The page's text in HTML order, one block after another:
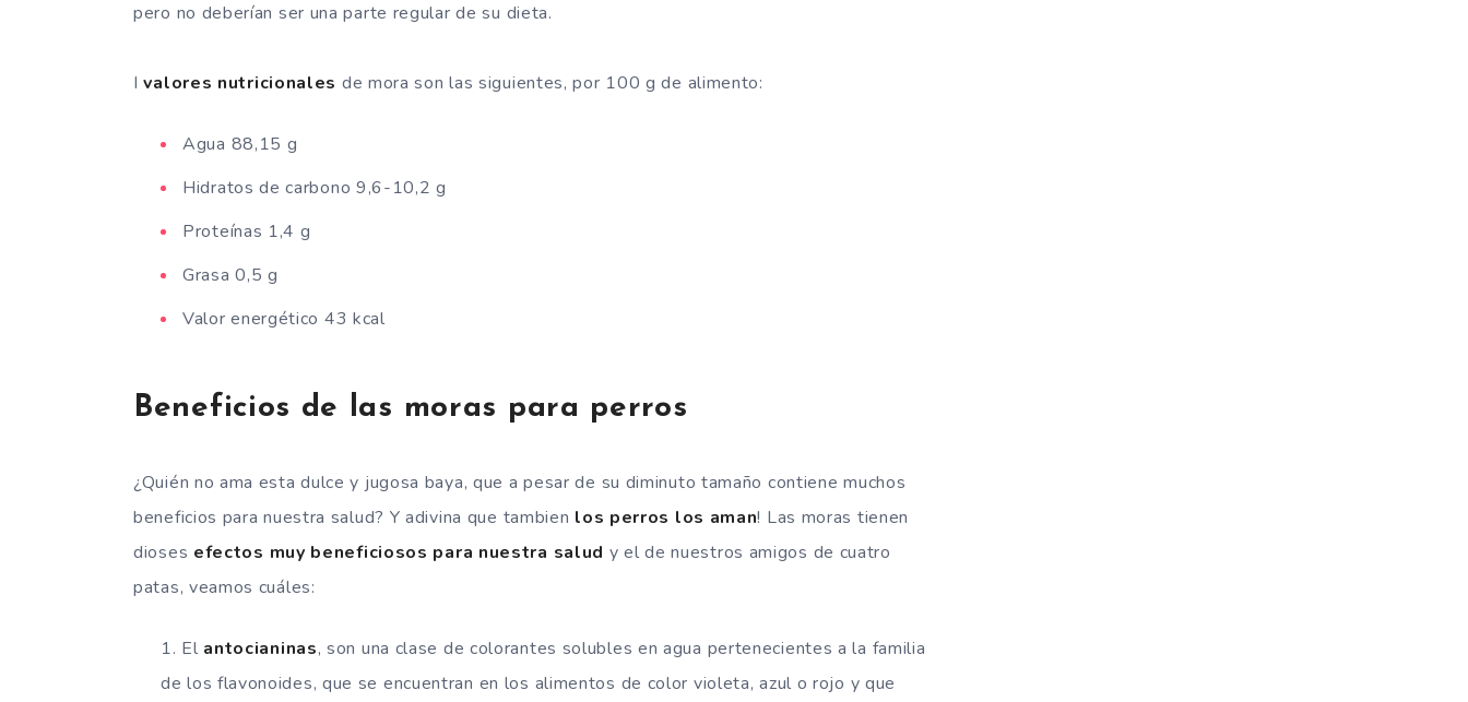
pero no deberían ser una parte regular de su dieta.
Ivalores nutricionales de mora son las siguientes, por 100 g de alimento:
Agua 88,15 g
Hidratos de carbono 9,6-10,2 g
Proteínas 1,4 g
Grasa 0,5 g
Valor energético 43 kcal
Beneficios de las moras para perros
¿Quién no ama esta dulce y jugosa baya, que a pesar de su diminuto tamaño contiene muchos
beneficios para nuestra salud? Y adivina que tambien los perros los aman! Las moras tienen
dioses efectos muy beneficiosos para nuestra salud y el de nuestros amigos de cuatro
patas, veamos cuáles:
El antocianinas, son una clase de colorantes solubles en agua pertenecientes a la familia
de los flavonoides, que se encuentran en los alimentos de color violeta, azul o rojo y que